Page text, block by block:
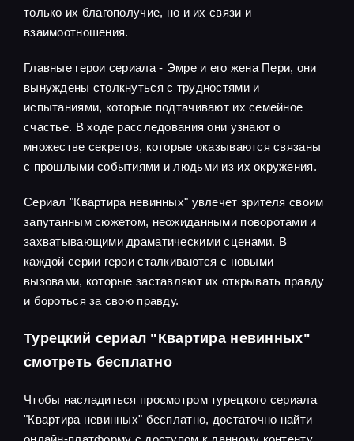
только их благополучие, но и их связи и
взаимоотношения.
Главные герои сериала - Эмре и его жена Пери, они
вынуждены столкнуться с трудностями и
испытаниями, которые подтачивают их семейное
счастье. В ходе расследования они узнают о
множестве секретов, которые оказываются связаны
с прошлыми событиями и людьми из их окружения.
Сериал "Квартира невинных" увлечет зрителя своим
запутанным сюжетом, неожиданными поворотами и
захватывающими драматическими сценами. В
каждой серии герои сталкиваются с новыми
вызовами, которые заставляют их открывать правду
и бороться за свою правду.
Турецкий сериал "Квартира невинных"
смотреть бесплатно
Чтобы насладиться просмотром турецкого сериала
"Квартира невинных" бесплатно, достаточно найти